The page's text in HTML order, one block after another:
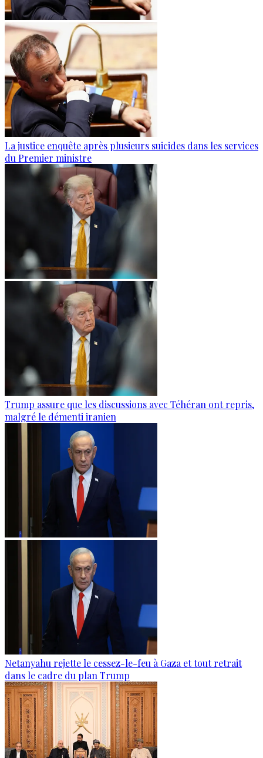
La justice enquête après plusieurs suicides dans les services
du Premier ministre
Trump assure que les discussions avec Téhéran ont repris,
malgré le démenti iranien
Netanyahu rejette le cessez-le-feu à Gaza et tout retrait
dans le cadre du plan Trump